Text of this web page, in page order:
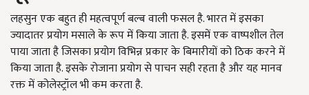
लहसुन एक बहुत ही महत्वपूर्ण बल्ब वाली फसल है. भारत में इसका
ज्यादातर प्रयोग मसाले के रूप में किया जाता है. इसमें एक वाष्पशील तेल
पाया जाता है जिसका प्रयोग विभिन्न प्रकार के बिमारीयों को ठिक करने में
किया जाता है. इसके रोजाना प्रयोग से पाचन सही रहता है और यह मानव
रक्त में कोलेस्ट्रॉल भी कम करता है.